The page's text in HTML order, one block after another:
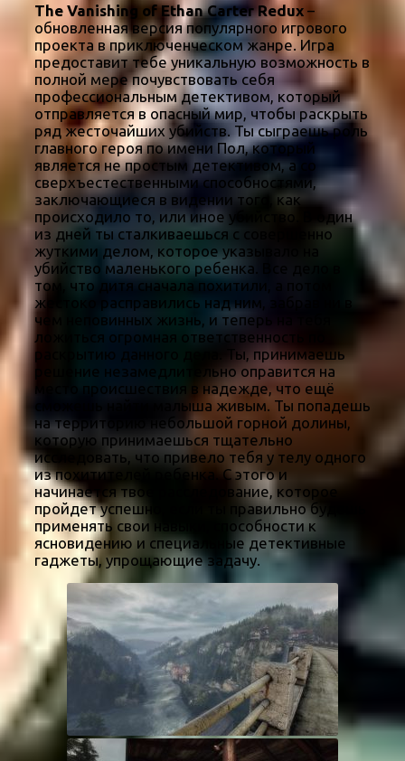
The Vanishing of Ethan Carter Redux –
обновленная версия популярного игрового
проекта в приключенческом жанре. Игра
предоставит тебе уникальную возможность в
полной мере почувствовать себя
профессиональным детективом, который
отправляется в опасный мир, чтобы раскрыть
ряд жесточайших убийств. Ты сыграешь роль
главного героя по имени Пол, который
является не простым детективом, а со
сверхъестественными способностями,
заключающиеся в видении того, как
происходило то, или иное убийство. В один
из дней ты сталкиваешься с совершенно
жуткими делом, которое указывало на
убийство маленького ребенка. Все дело в
том, что дитя сначала похитили, а потом
жестоко расправились над ним, забрав ни в
чем неповинных жизнь, и теперь на тебя
ложиться огромная ответственность по
раскрытию данного дела. Ты, принимаешь
решение незамедлительно оправится на
место происшествия в надежде, что ещё
сможешь найти малыша живым. Ты попадешь
на территорию небольшой горной долины,
которую принимаешься тщательно
исследовать, что привело тебя у телу одного
из похитителей ребенка. С этого и
начинается твое расследование, которое
пройдет успешно, если ты правильно будешь
применять свои навыки, способности к
ясновидению и специальные детективные
гаджеты, упрощающие задачу.